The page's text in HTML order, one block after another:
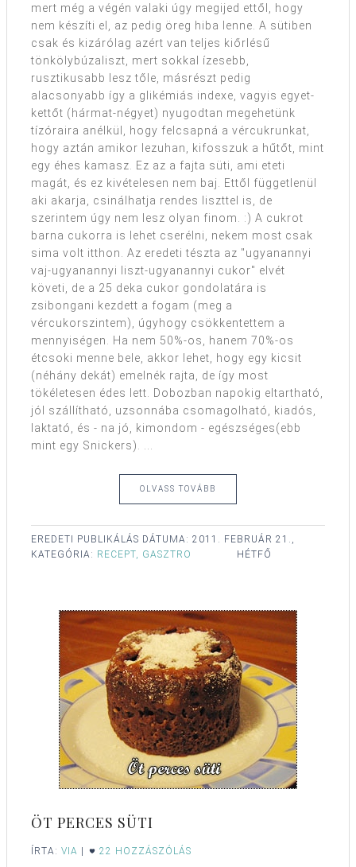
mert még a végén valaki úgy megijed ettől, hogy
nem készíti el, az pedig öreg hiba lenne. A sütiben
csak és kizárólag azért van teljes kiőrlésű
tönkölybúzaliszt, mert sokkal ízesebb,
rusztikusabb lesz tőle, másrészt pedig
alacsonyabb így a glikémiás indexe, vagyis egyet-
kettőt (hármat-négyet) nyugodtan megehetünk
tízóraira anélkül, hogy felcsapná a vércukrunkat,
hogy aztán amikor lezuhan, kifosszuk a hűtőt, mint
egy éhes kamasz. Ez az a fajta süti, ami eteti
magát, és ez kivételesen nem baj. Ettől függetlenül
aki akarja, csinálhatja rendes liszttel is, de
szerintem úgy nem lesz olyan finom. :) A cukrot
barna cukorra is lehet cserélni, nekem most csak
sima volt itthon. Az eredeti tészta az "ugyanannyi
vaj-ugyanannyi liszt-ugyanannyi cukor" elvét
követi, de a 25 deka cukor gondolatára is
zsibongani kezdett a fogam (meg a
vércukorszintem), úgyhogy csökkentettem a
mennyiségen. Ha nem 50%-os, hanem 70%-os
étcsoki menne bele, akkor lehet, hogy egy kicsit
(néhány dekát) emelnék rajta, de így most
tökéletesen édes lett. Dobozban napokig eltartható,
jól szállítható, uzsonnába csomagolható, kiadós,
laktató, és - na jó, kimondom - egészséges(ebb
mint egy Snickers). ...
OLVASS TOVÁBB
EREDETI PUBLIKÁLÁS DÁTUMA: 2011. FEBRUÁR 21.,
HÉTFŐ
KATEGÓRIA: RECEPT, GASZTRO
ÖT PERCES SÜTI
ÍRTA: VIA | 22 HOZZÁSZÓLÁS